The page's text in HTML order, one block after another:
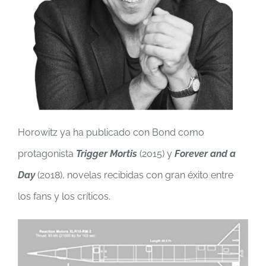
Horowitz ya ha publicado con Bond como
protagonista Trigger Mortis (2015) y Forever and a
Day(2018), novelas recibidas con gran éxito entre
los fans y los críticos.